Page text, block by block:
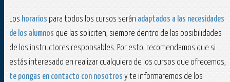
Los horarios para todos los cursos serán adaptados a las necesidades
de los alumnos que las soliciten, siempre dentro de las posibilidades
de los instructores responsables. Por esto, recomendamos que si
estás interesado en realizar cualquiera de los cursos que ofrecemos,
te pongas en contacto con nosotros y te informaremos de los